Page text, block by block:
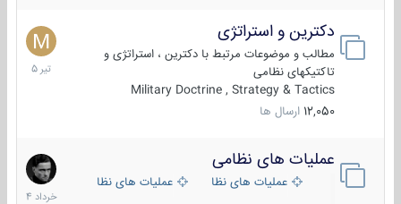
دکترین و استراتژی
مطالب و موضوعات مرتبط با دکترین ، استراتژی و
تاکتیکهای نظامی
Military Doctrine , Strategy & Tactics
12,050 ارسال ها
27
تیر
1405
عملیات های نظامی
عملیات های نظامی ایرانعملیات های نظامی خارجی
5
خرداد
1404